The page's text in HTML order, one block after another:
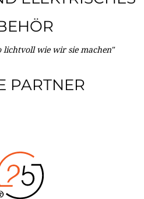
lichtvoll wie wir sie machen"
PARTNER